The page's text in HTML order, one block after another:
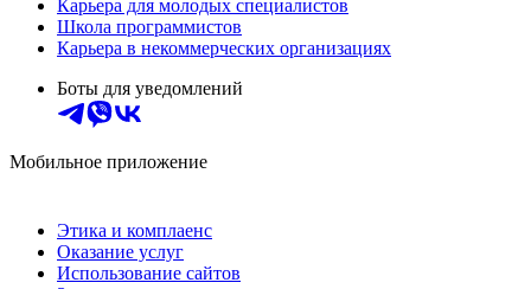
Карьера для молодых специалистов
Школа программистов
Карьера в некоммерческих организациях
Боты для уведомлений
Мобильное приложение
Этика и комплаенс
Оказание услуг
Использование сайтов